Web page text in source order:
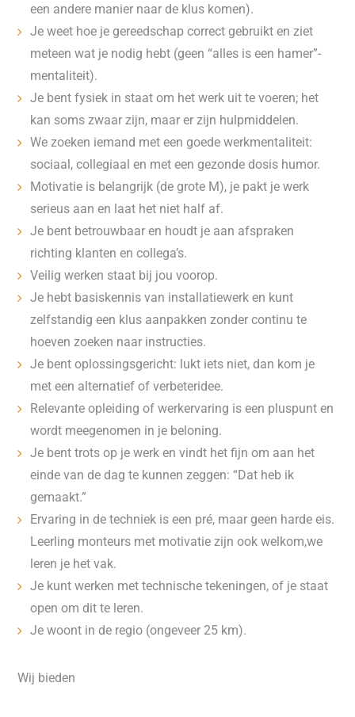
een andere manier naar de klus komen).
Je weet hoe je gereedschap correct gebruikt en ziet
meteen wat je nodig hebt (geen “alles is een hamer”-
mentaliteit).
Je bent fysiek in staat om het werk uit te voeren; het
kan soms zwaar zijn, maar er zijn hulpmiddelen.
We zoeken iemand met een goede werkmentaliteit:
sociaal, collegiaal en met een gezonde dosis humor.
Motivatie is belangrijk (de grote M), je pakt je werk
serieus aan en laat het niet half af.
Je bent betrouwbaar en houdt je aan afspraken
richting klanten en collega’s.
Veilig werken staat bij jou voorop.
Je hebt basiskennis van installatiewerk en kunt
zelfstandig een klus aanpakken zonder continu te
hoeven zoeken naar instructies.
Je bent oplossingsgericht: lukt iets niet, dan kom je
met een alternatief of verbeteridee.
Relevante opleiding of werkervaring is een pluspunt en
wordt meegenomen in je beloning.
Je bent trots op je werk en vindt het fijn om aan het
einde van de dag te kunnen zeggen: “Dat heb ik
gemaakt.”
Ervaring in de techniek is een pré, maar geen harde eis.
Leerling monteurs met motivatie zijn ook welkom,we
leren je het vak.
Je kunt werken met technische tekeningen, of je staat
open om dit te leren.
Je woont in de regio (ongeveer 25 km).
Wij bieden